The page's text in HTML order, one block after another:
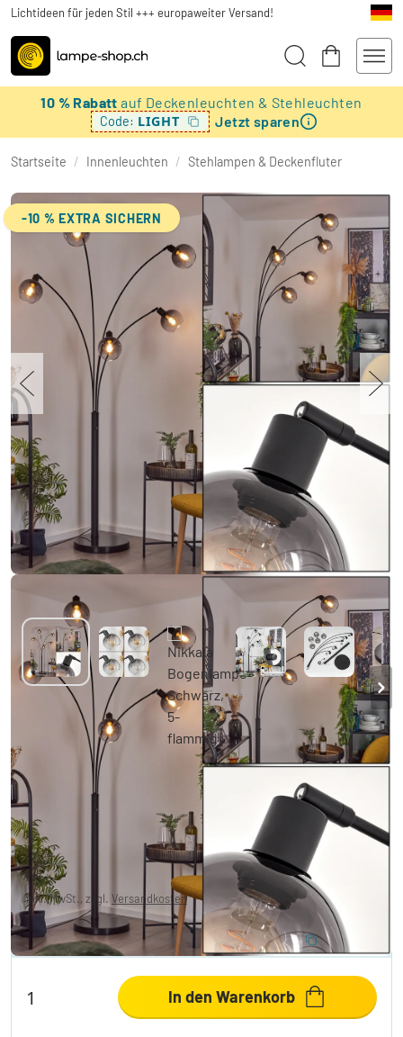
Lichtideen für jeden Stil +++ europaweiter Versand!
10 % Rabattauf Deckenleuchten & Stehleuchten
Code: LIGHT Jetzt sparen
Startseite / Innenleuchten / Stehlampen & Deckenfluter
-10 % EXTRA SICHERN
Nikkala Bogenlampe Schwarz, 5-flammig
-8% CHF 214.95
Sie sparen UVP: CHF 233.95
inkl. MwSt., zzgl. Versandkosten,kostenloser Versandin CH
10% RABATT EXTRA Code: LIGHT
In den Warenkorb